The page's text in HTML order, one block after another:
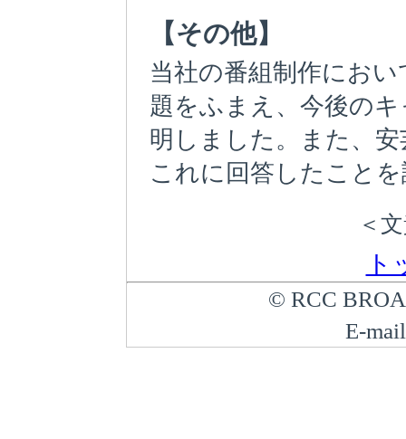
【その他】
当社の番組制作にお
題をふまえ、今後の
明しました。また、
これに回答したこと
＜
ト
© RCC
E-